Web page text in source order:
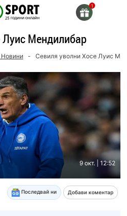
Луис Мендилибар
- Севиля уволни Хосе Луис
9 окт. | 12:52
Последвай ни Добави коментар